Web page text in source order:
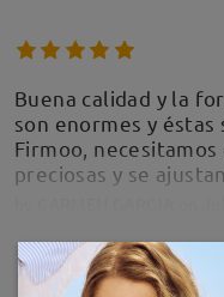
Buena calidad y la
son enormes y
Firmoo,
preciosas y se